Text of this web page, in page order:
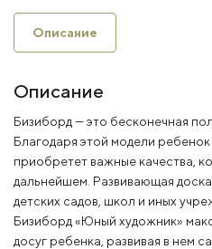
Описание
Описание
Бизиборд — это бесконечная
Благодаря этой модели
приобретет важные качества,
дальнейшем. Развивающая
детских садов, школ и иных
Бизиборд «Юный художник»
досуг ребенка, развивая в нем